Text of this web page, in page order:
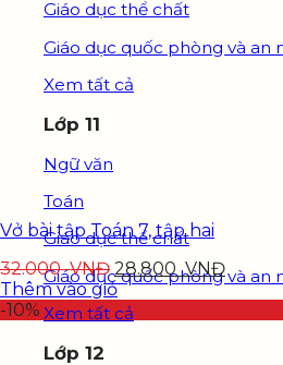
Giáo dục thể chất
Giáo dục quốc phòng và an
Xem tất cả
Lớp 11
Ngữ văn
Toán
Giáo dục thể chất
Giáo dục quốc phòng và an
Xem tất cả
Lớp 12
Vở bài tập Toán 7, tập hai
32.000VNĐ 28.800VNĐ
Thêm vào giỏ
-10%